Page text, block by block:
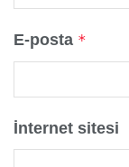
E-posta *
İnternet sitesi